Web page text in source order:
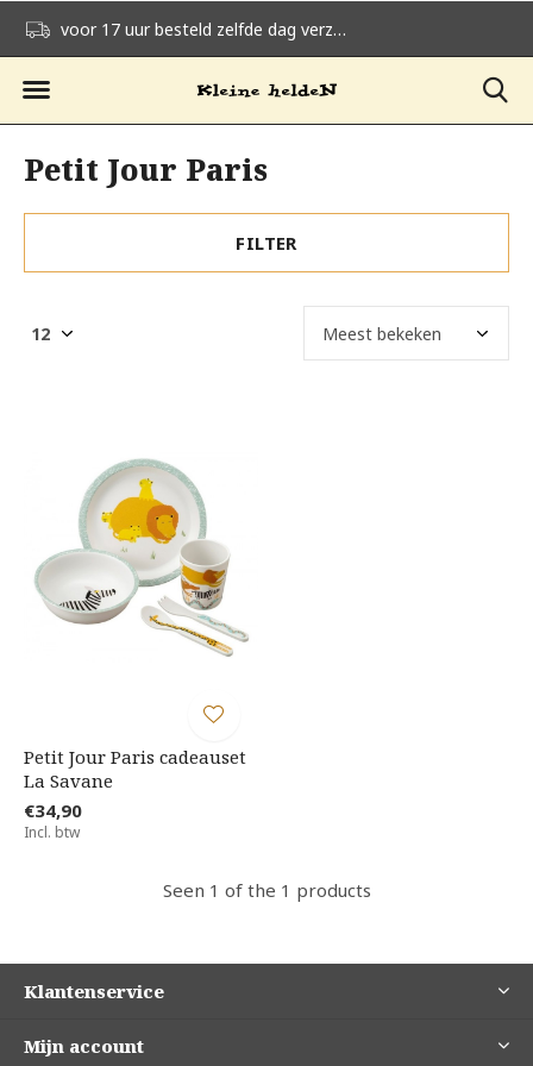
voor 17 uur besteld zelfde dag verzonden
Petit Jour Paris
FILTER
Petit Jour Paris cadeauset
La Savane
€34,90
Incl. btw
Seen 1 of the 1 products
Klantenservice
Mijn account